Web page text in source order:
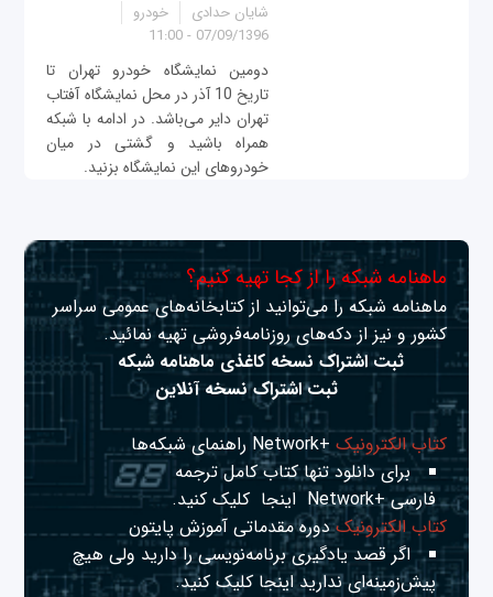
شایان حدادی
خودرو
07/09/1396 - 11:00
دومین نمایشگاه خودرو تهران تا
تاریخ 10 آذر در محل نمایشگاه آفتاب
تهران دایر می‌باشد. در ادامه با شبکه
همراه باشید و گشتی در میان
خودروهای این نمایشگاه بزنید.
ماهنامه شبکه را از کجا تهیه کنیم؟
ماهنامه شبکه را می‌توانید از کتابخانه‌های عمومی سراسر
کشور و نیز از دکه‌های روزنامه‌فروشی تهیه نمائید.
ثبت اشتراک نسخه کاغذی ماهنامه شبکه
ثبت اشتراک نسخه آنلاین
کتاب الکترونیک+Network راهنمای شبکه‌ها
برای دانلود تنها کتاب کامل ترجمه
فارسی +Network
اینجا کلیک کنید.
کتاب الکترونیکدوره مقدماتی آموزش پایتون
اگر قصد یادگیری برنامه‌نویسی را دارید ولی هیچ
پیش‌زمینه‌ای نداریداینجا کلیک کنید.